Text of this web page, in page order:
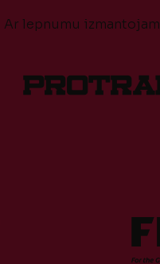
Ar lepnumu izmantojam